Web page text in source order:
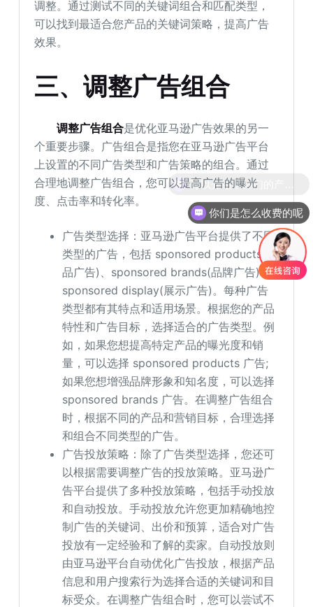
调整。通过测试不同的关键词组合和匹配类型，
可以找到最适合您产品的关键词策略，提高广告
效果。
三、调整广告组合
调整广告组合是优化亚马逊广告效果的另一
个重要步骤。广告组合是指您在亚马逊广告平台
上设置的不同广告类型和广告策略的组合。通过
合理地调整广告组合，您可以提高广告的曝光
度、点击率和转化率。
广告类型选择：亚马逊广告平台提供了不同
类型的广告，包括 sponsored products(商
品广告)、sponsored brands(品牌广告)和
sponsored display(展示广告)。每种广告
类型都有其特点和适用场景。根据您的产品
特性和广告目标，选择适合的广告类型。例
如，如果您想提高特定产品的曝光度和销
量，可以选择 sponsored products 广告;
如果您想增强品牌形象和知名度，可以选择
sponsored brands 广告。在调整广告组合
时，根据不同的产品和营销目标，合理选择
和组合不同类型的广告。
广告投放策略：除了广告类型选择，您还可
以根据需要调整广告的投放策略。亚马逊广
告平台提供了多种投放策略，包括手动投放
和自动投放。手动投放允许您更加精确地控
制广告的关键词、出价和预算，适合对广告
投放有一定经验和了解的卖家。自动投放则
由亚马逊平台自动优化广告投放，根据产品
信息和用户搜索行为选择合适的关键词和目
标受众。在调整广告组合时，您可以尝试不
你们是怎么收费的呢